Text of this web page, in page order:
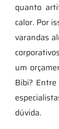
quanto
calor. Por
varandas
um
Bibi?
dúvida.